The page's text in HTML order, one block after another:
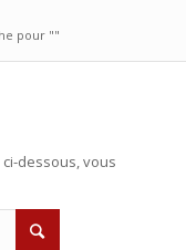
pour ""
dessous, vous